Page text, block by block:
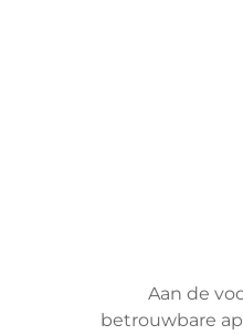
Aan de
betrouwbare